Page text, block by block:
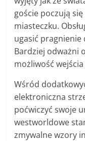
goście poczują
miasteczku.
ugasić pragnienie
Bardziej odważni
możliwość
Wśród
elektroniczna
poćwiczyć swoje
westworldowe
zmywalne wzory